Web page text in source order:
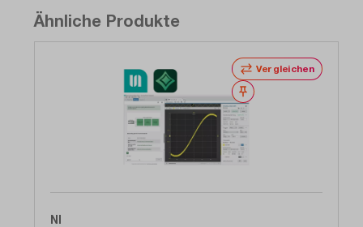
Ähnliche Produkte
Vergleichen
Merken
NI